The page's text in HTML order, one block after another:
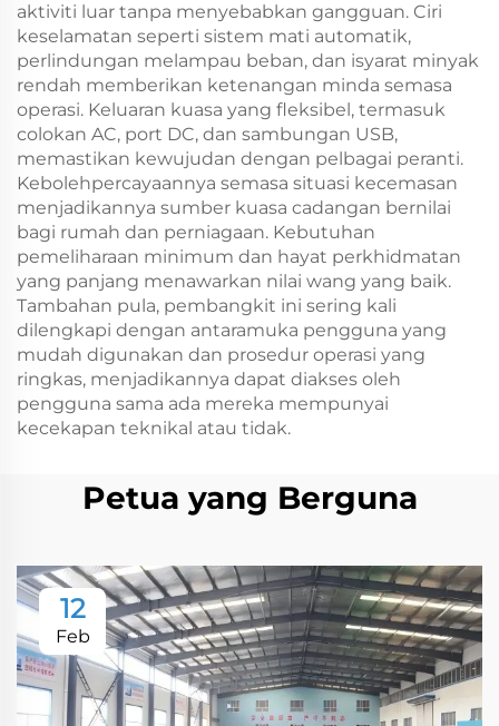
aktiviti luar tanpa menyebabkan gangguan. Ciri
keselamatan seperti sistem mati automatik,
perlindungan melampau beban, dan isyarat minyak
rendah memberikan ketenangan minda semasa
operasi. Keluaran kuasa yang fleksibel, termasuk
colokan AC, port DC, dan sambungan USB,
memastikan kewujudan dengan pelbagai peranti.
Kebolehpercayaannya semasa situasi kecemasan
menjadikannya sumber kuasa cadangan bernilai
bagi rumah dan perniagaan. Kebutuhan
pemeliharaan minimum dan hayat perkhidmatan
yang panjang menawarkan nilai wang yang baik.
Tambahan pula, pembangkit ini sering kali
dilengkapi dengan antaramuka pengguna yang
mudah digunakan dan prosedur operasi yang
ringkas, menjadikannya dapat diakses oleh
pengguna sama ada mereka mempunyai
kecekapan teknikal atau tidak.
Petua yang Berguna
12
Feb